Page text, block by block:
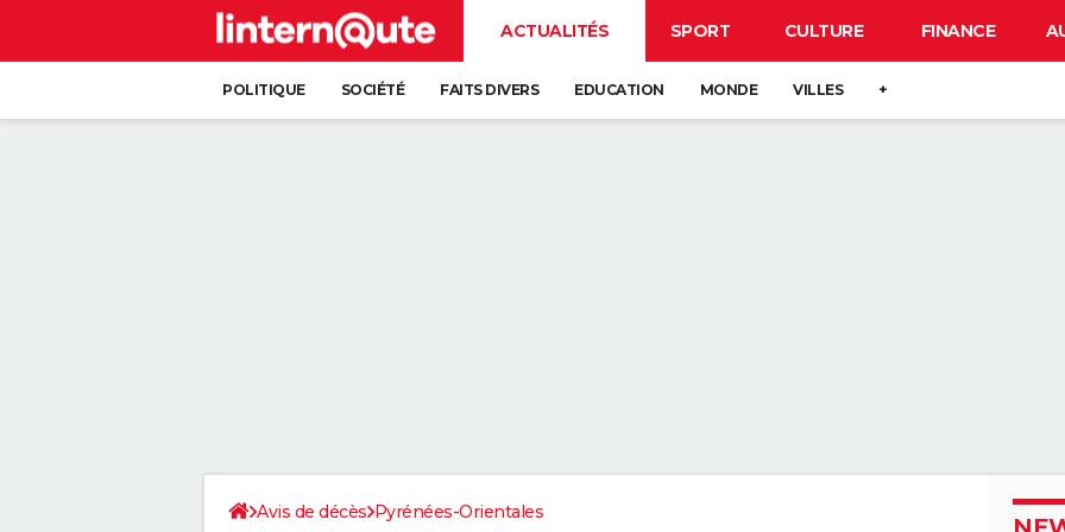
ACTUALITÉS SPORT CULTURE FINANCE
POLITIQUE SOCIÉTÉ FAITS DIVERS EDUCATION MONDE VILLES +
Avis de décès Pyrénées-Orientales